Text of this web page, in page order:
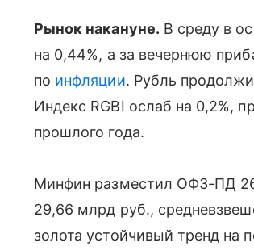
Рынок накануне. В среду в
на 0,44%, а за вечернюю
по инфляции. Рубль
Индекс RGBI ослаб на 0,2%,
прошлого года.
Минфин разместил ОФЗ-ПД
29,66 млрд руб.,
золота устойчивый тренд на